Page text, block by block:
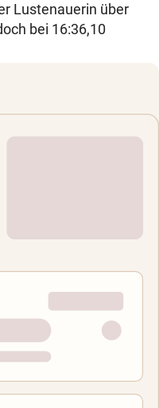
Lustenauerin über
bei 16:36,10